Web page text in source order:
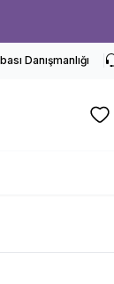
Danışmanlığı